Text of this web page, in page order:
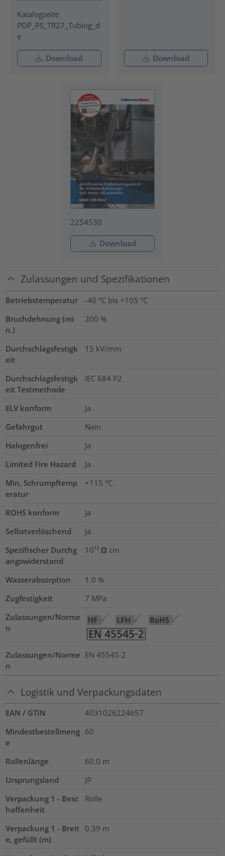
Katalogseite
PDP_PS_TR27_Tubing_d
e
Download Download
2254530
Download
Zulassungen und Spezifikationen
Betriebstemperatur
-40 °C bis +105 °C
Bruchdehnung (mi
n.)
200 %
Durchschlagsfestigk
eit
15 kV/mm
Durchschlagsfestigk
eit Testmethode
IEC 684 P2
ELV konform
Ja
Gefahrgut
Nein
Halogenfrei
Ja
Limited Fire Hazard
Ja
Min. Schrumpftemp
eratur
+115 °C
ROHS konform
Ja
Selbstverlöschend
Ja
Spezifischer Durchg
angswiderstand
10¹³ Ω cm
Wasserabsorption 1.0 %
Zugfestigkeit
7 MPa
Zulassungen/Norme
n
Zulassungen/Norme
n
EN 45545-2
Logistik und Verpackungsdaten
EAN / GTIN
4031026224657
Mindestbestellmeng
e
60
Rollenlänge 60.0 m
Ursprungsland
JP
Verpackung 1 - Besc
haffenheit
Rolle
Verpackung 1 - Breit
e, gefüllt (m)
0.39 m